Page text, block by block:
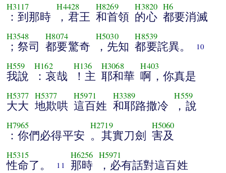
H3117
：到那時
H4428
，君王
H8269
和首領
H3820
的心
H6
都要消滅
H3548
；祭司
H8074
都要驚奇
H5030
，先知
H8539
都要詫異。 10
H559
我說
H162
：哀哉
H136
！主
H3068
耶和華
H403
啊，你真是
H5377
大大
H5377
地欺哄
H5971
這百姓
H3389
和耶路撒冷
H559
，說
H7965
：你們必得平安
H2719
。其實刀劍
H5060
害及
H5315
性命了。 11
H6256
那時
H5971
，必有話對這百姓